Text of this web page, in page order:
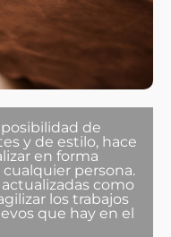
de
y de estilo, hace
en forma
persona.
como
los trabajos
que hay en el